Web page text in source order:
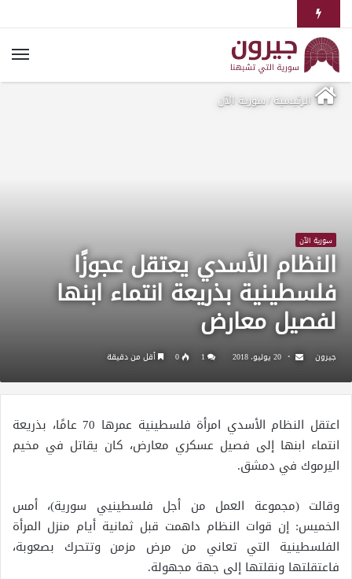
الرئيسية/سورية الآن
سورية الآن
النظام الأسدي يعتقل عجوزًا
فلسطينية بذريعة انتماء ابنها
لفصيل معارض
جيرون 20 يوليو، 2018 0 أقل من دقيقة
اعتقل النظام الأسدي امرأة فلسطينية عمرها 70 عامًا، بذريعة
انتماء ابنها إلى فصيل عسكري معارض، كان يقاتل في مخيم
اليرموك في دمشق.
وقالت (مجموعة العمل من أجل فلسطينيي سورية)، أمس
الخميس: إن قوات النظام داهمت قبل ثمانية أيام منزل المرأة
الفلسطينية التي تعاني من مرض مزمن وتتحرك بصعوبة،
فاعتقلتها ونقلتها إلى جهة مجهولة.